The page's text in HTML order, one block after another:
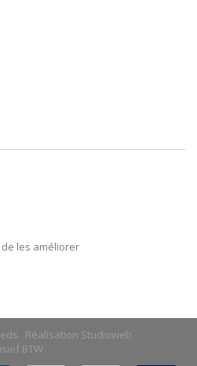
les améliorer
Réalisation Studioweb
BTW